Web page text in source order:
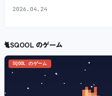
2026.04.24
🐈SQOOL のゲーム
SQOOL のゲーム